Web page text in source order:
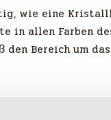
wie eine
in allen Farben
den Bereich um